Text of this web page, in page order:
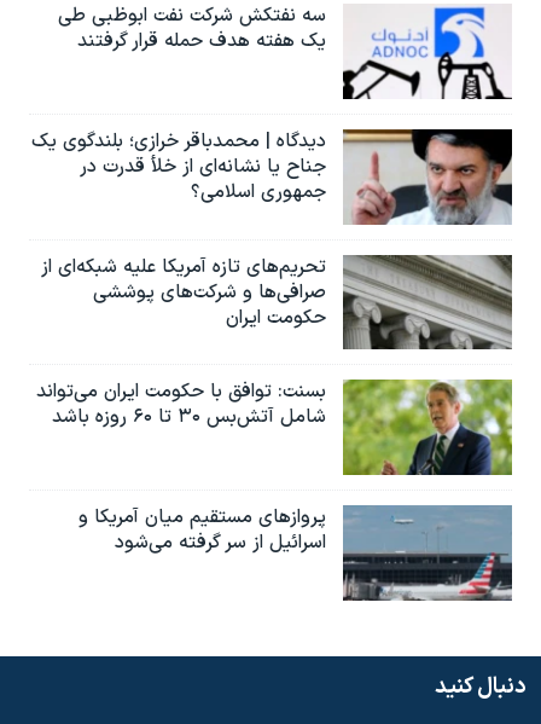
سه نفتکش شرکت نفت ابوظبی طی
یک هفته هدف حمله قرار گرفتند
دیدگاه | محمدباقر خرازی؛ بلندگوی یک
جناح یا نشانه‌ای از خلأ قدرت در
جمهوری اسلامی؟
تحریم‌های تازه آمریکا علیه شبکه‌ای از
صرافی‌ها و شرکت‌های پوششی
حکومت ایران
بسنت: توافق با حکومت ایران می‌تواند
شامل آتش‌بس ۳۰ تا ۶۰ روزه باشد
پروازهای مستقیم میان آمریکا و
اسرائیل از سر گرفته می‌شود
دنبال کنید